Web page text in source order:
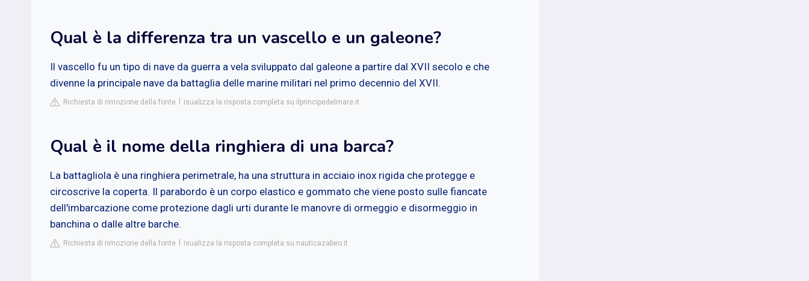
Qual è la differenza tra un vascello e un galeone?
Il vascello fu un tipo di nave da guerra a vela sviluppato dal galeone a partire dal XVII secolo e che
divenne la principale nave da battaglia delle marine militari nel primo decennio del XVII.
Richiesta di rimozione della fonte isualizza la risposta completa su ilprincipedelmare.it
Qual è il nome della ringhiera di una barca?
La battagliola è una ringhiera perimetrale, ha una struttura in acciaio inox rigida che protegge e
circoscrive la coperta. Il parabordo è un corpo elastico e gommato che viene posto sulle fiancate
dell'imbarcazione come protezione dagli urti durante le manovre di ormeggio e disormeggio in
banchina o dalle altre barche.
Richiesta di rimozione della fonte isualizza la risposta completa su nauticazabeo.it